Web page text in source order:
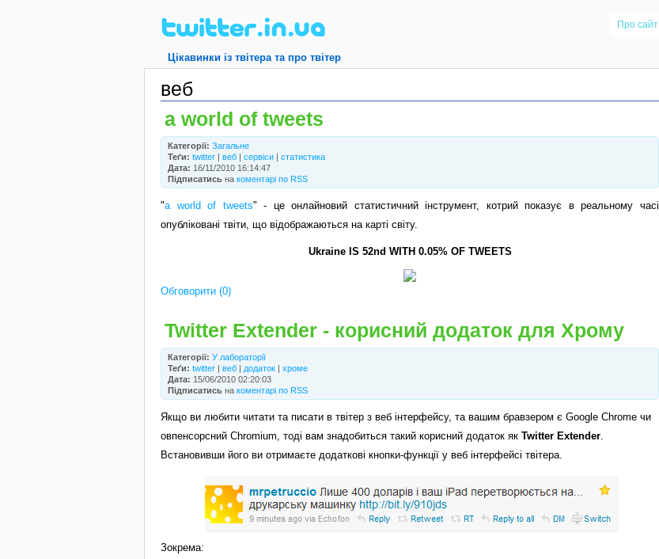
Цікавинки із твітера та про твітер
Про сайт
веб
a world of tweets
Категорії: Загальне
Теґи: twitter | веб | сервіси | статистика
Дата: 16/11/2010 16:14:47
Підписатись на коментарі по RSS
"a world of tweets" - це онлайновий статистичний інструмент, котрий показує в реальному часі
опубліковані твіти, що відображаються на карті світу.
Ukraine IS 52nd WITH 0.05% OF TWEETS
Обговорити (0)
Twitter Extender - корисний додаток для Хрому
Категорії: У лабораторії
Теґи: twitter | веб | додаток | хроме
Дата: 15/06/2010 02:20:03
Підписатись на коментарі по RSS
Якщо ви любити читати та писати в твітер з веб інтерфейсу, та вашим бравзером є Google Chrome чи
овпенсорсний Chromium, тоді вам знадобиться такий корисний додаток як Twitter Extender.
Встановивши його ви отримаєте додаткові кнопки-функції у веб інтерфейсі твітера.
Зокрема: